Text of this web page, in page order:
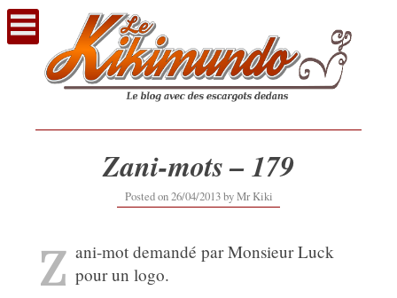
Voir
contenu
Zani-mots – 179
Posted on26/04/201312/09/2019
byMr Kiki
Z ani-mot demandé par Monsieur Luck
pour un logo.